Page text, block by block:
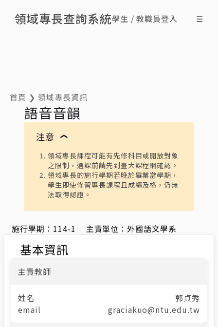
領域專長查詢系統學生 / 教職員登入 ☰
首頁 ❯ 領域專長資訊
語音音韻
注意 ❯
領域專長課程可能有先修科目或開放對象
之限制，選課前請先到臺大課程網確認。
領域專長的施行學期若晚於畢業當學期，
學生即使修習專長課程且成績及格，仍無
法取得認證。
施行學期： 114-1 主責單位：外國語文學系
基本資訊
主責教師
姓名
郭貞秀
email
graciakuo@ntu.edu.tw